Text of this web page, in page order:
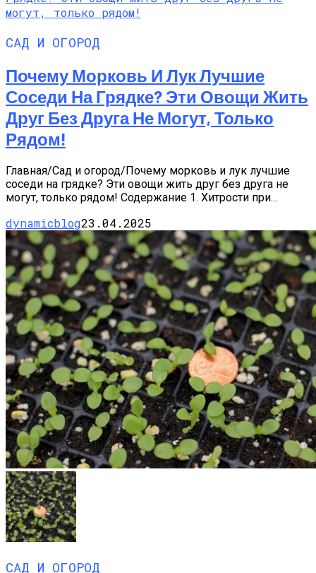
САД И ОГОРОД
Почему Морковь И Лук Лучшие
Соседи На Грядке? Эти Овощи Жить
Друг Без Друга Не Могут, Только
Рядом!
Главная/Сад и огород/Почему морковь и лук лучшие
соседи на грядке? Эти овощи жить друг без друга не
могут, только рядом! Содержание 1. Хитрости при...
dynamicblog23.04.2025
САД И ОГОРОД